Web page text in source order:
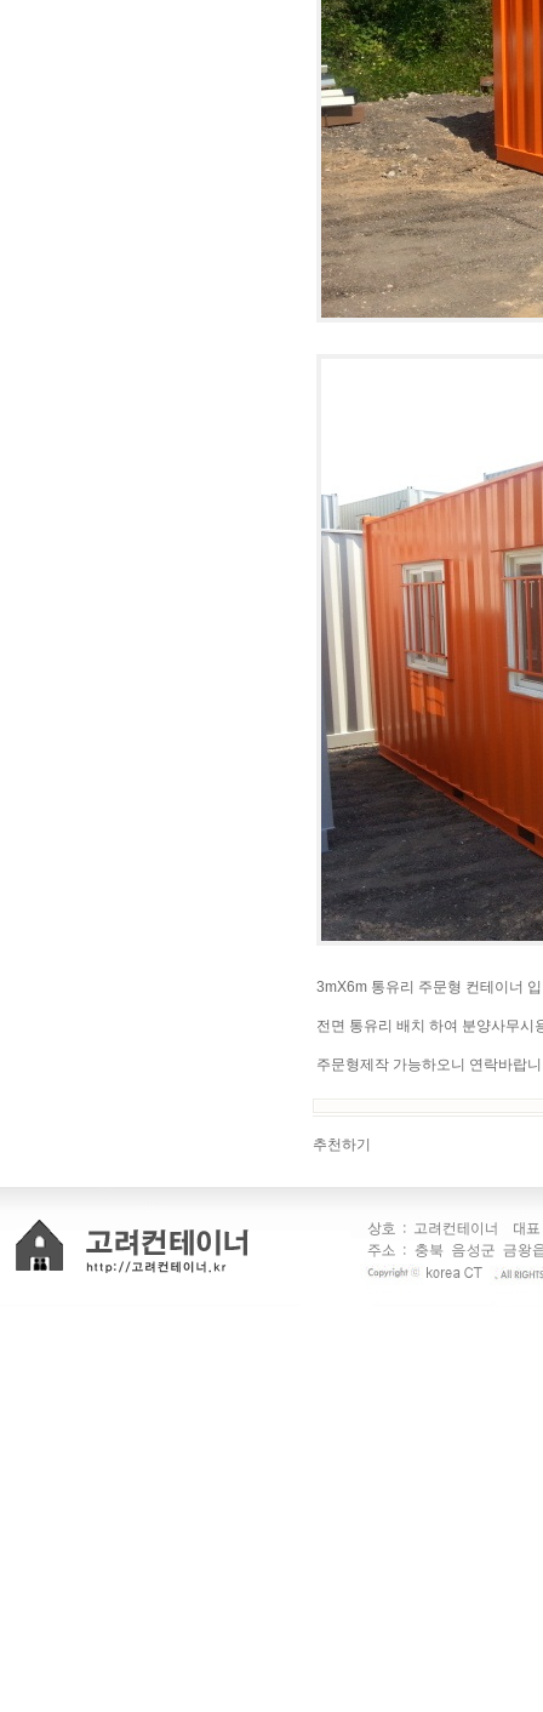
3mX6m 통유리 주문형 컨테이너
전면 통유리 배치 하여 분양사무시
주문형제작 가능하오니 연락바랍
추천하기